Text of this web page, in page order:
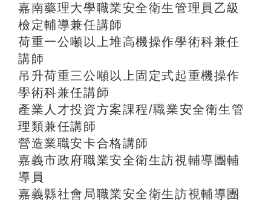
嘉南藥理大學職業安全衛生管理員乙級
檢定輔導兼任講師
荷重一公噸以上堆高機操作學術科兼任
講師
吊升荷重三公噸以上固定式起重機操作
學術科兼任講師
產業人才投資方案課程/職業安全衛生管
理類兼任講師
營造業職安卡合格講師
嘉義市政府職業安全衛生訪視輔導團輔
導員
嘉義縣社會局職業安全衛生訪視輔導團